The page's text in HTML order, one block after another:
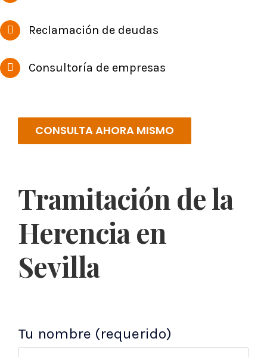
Reclamación de deudas
Consultoría de empresas
CONSULTA AHORA MISMO
Tramitación de la
Herencia en
Sevilla
Tu nombre (requerido)